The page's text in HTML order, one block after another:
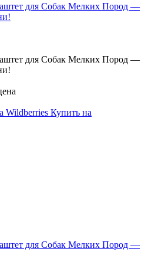
для Собак Мелких Пород —
для Собак Мелких Пород —
Wildberries Купить на
для Собак Мелких Пород —